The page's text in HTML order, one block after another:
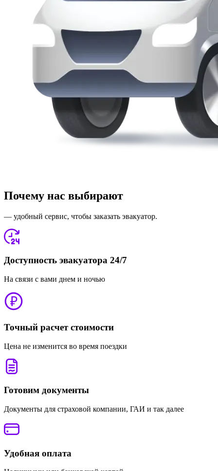
Почему нас выбирают
— удобный сервис, чтобы заказать эвакуатор.
Доступность эвакуатора 24/7
На связи с вами днем и ночью
Точный расчет стоимости
Цена не изменится во время поездки
Готовим документы
Документы для страховой компании, ГАИ и так далее
Удобная оплата